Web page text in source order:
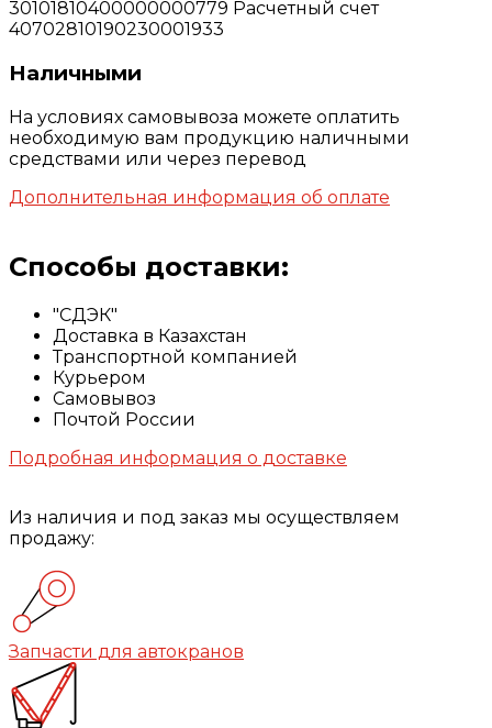
30101810400000000779 Расчетный счет
40702810190230001933
Наличными
На условиях самовывоза можете оплатить
необходимую вам продукцию наличными
средствами или через перевод
Дополнительная информация об оплате
Способы доставки:
"СДЭК"
Доставка в Казахстан
Транспортной компанией
Курьером
Самовывоз
Почтой России
Подробная информация о доставке
Из наличия и под заказ мы осуществляем
продажу:
Запчасти для автокранов